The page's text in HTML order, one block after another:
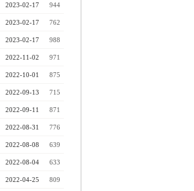
2023-02-17 944
2023-02-17 762
2023-02-17 988
2022-11-02 971
2022-10-01 875
2022-09-13 715
2022-09-11 871
2022-08-31 776
2022-08-08 639
2022-08-04 633
2022-04-25 809